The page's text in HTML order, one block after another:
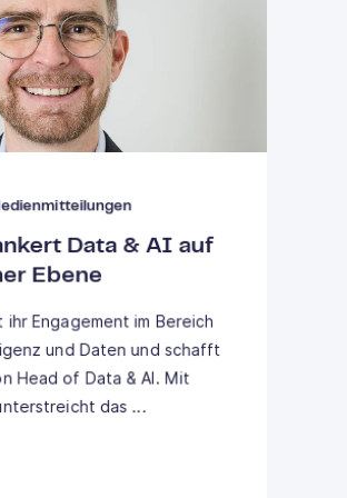
Data & AI auf
Ebene
Engagement im Bereich
und Daten und schafft
Head of Data & AI. Mit
das ...